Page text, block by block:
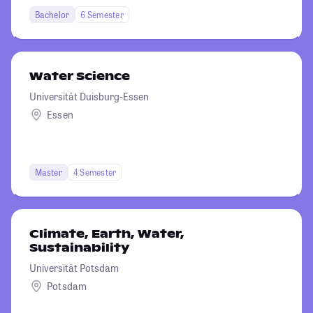
Bachelor 6 Semester
Water Science
Universität Duisburg-Essen
Essen
Master 4 Semester
Climate, Earth, Water,
Sustainability
Universität Potsdam
Potsdam